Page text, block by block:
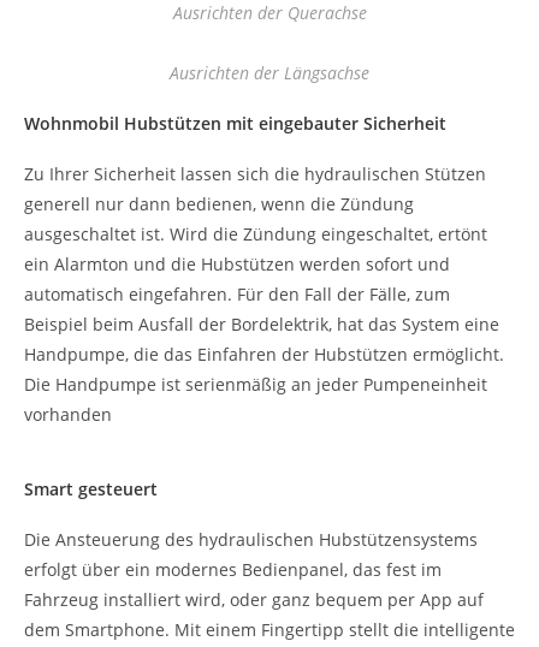
Ausrichten der Querachse
Ausrichten der Längsachse
Wohnmobil Hubstützen mit eingebauter Sicherheit
Zu Ihrer Sicherheit lassen sich die hydraulischen Stützen
generell nur dann bedienen, wenn die Zündung
ausgeschaltet ist. Wird die Zündung eingeschaltet, ertönt
ein Alarmton und die Hubstützen werden sofort und
automatisch eingefahren. Für den Fall der Fälle, zum
Beispiel beim Ausfall der Bordelektrik, hat das System eine
Handpumpe, die das Einfahren der Hubstützen ermöglicht.
Die Hand­pumpe ist serienmäßig an jeder Pumpeneinheit
vorhanden
Smart gesteuert
Die Ansteuerung des hydraulischen Hubstützensystems
erfolgt über ein modernes Bedienpanel, das fest im
Fahrzeug installiert wird, oder ganz bequem per App auf
dem Smartphone. Mit einem Fingertipp stellt die intelligente